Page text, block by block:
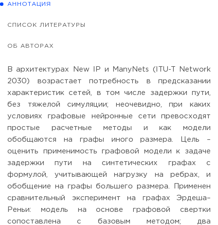
АННОТАЦИЯ
СПИСОК ЛИТЕРАТУРЫ
ОБ АВТОРАХ
В архитектурах New IP и ManyNets (ITU-T Network
2030) возрастает потребность в предсказании
характеристик сетей, в том числе задержки пути,
без тяжелой симуляции; неочевидно, при каких
условиях графовые нейронные сети превосходят
простые расчетные методы и как модели
обобщаются на графы иного размера. Цель –
оценить применимость графовой модели к задаче
задержки пути на синтетических графах с
формулой, учитывающей нагрузку на ребрах, и
обобщение на графы большего размера. Применен
сравнительный эксперимент на графах Эрдеша–
Реньи: модель на основе графовой свертки
сопоставлена с базовым методом; два